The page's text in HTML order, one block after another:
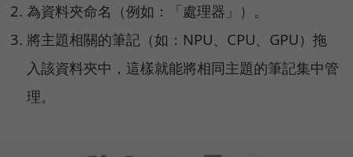
為資料夾命名（例如：「處理器」）。
將主題相關的筆記（如：NPU、CPU、GPU）拖
入該資料夾中，這樣就能將相同主題的筆記集中管
理。